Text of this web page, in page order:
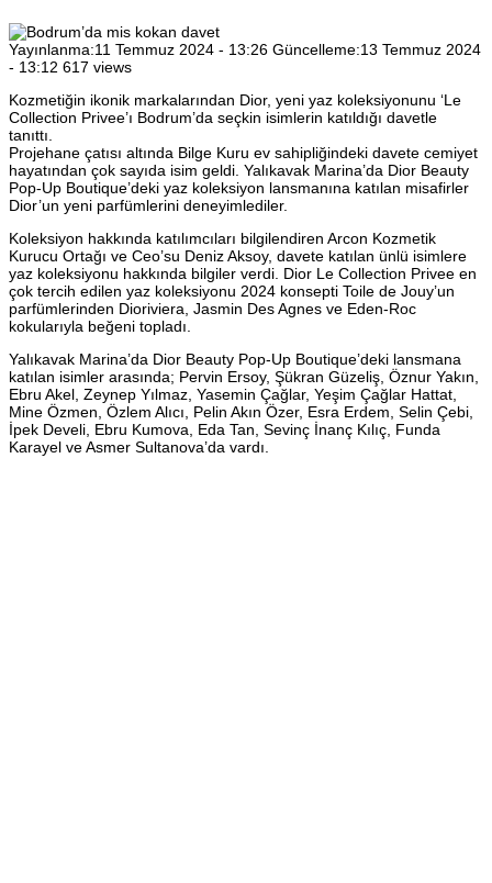
Yayınlanma:11 Temmuz 2024 - 13:26 Güncelleme:13 Temmuz 2024
- 13:12 617 views
Kozmetiğin ikonik markalarından Dior, yeni yaz koleksiyonunu ‘Le
Collection Privee’ı Bodrum’da seçkin isimlerin katıldığı davetle
tanıttı.
Projehane çatısı altında Bilge Kuru ev sahipliğindeki davete cemiyet
hayatından çok sayıda isim geldi. Yalıkavak Marina’da Dior Beauty
Pop-Up Boutique’deki yaz koleksiyon lansmanına katılan misafirler
Dior’un yeni parfümlerini deneyimlediler.
Koleksiyon hakkında katılımcıları bilgilendiren Arcon Kozmetik
Kurucu Ortağı ve Ceo’su Deniz Aksoy, davete katılan ünlü isimlere
yaz koleksiyonu hakkında bilgiler verdi. Dior Le Collection Privee en
çok tercih edilen yaz koleksiyonu 2024 konsepti Toile de Jouy’un
parfümlerinden Dioriviera, Jasmin Des Agnes ve Eden-Roc
kokularıyla beğeni topladı.
Yalıkavak Marina’da Dior Beauty Pop-Up Boutique’deki lansmana
katılan isimler arasında; Pervin Ersoy, Şükran Güzeliş, Öznur Yakın,
Ebru Akel, Zeynep Yılmaz, Yasemin Çağlar, Yeşim Çağlar Hattat,
Mine Özmen, Özlem Alıcı, Pelin Akın Özer, Esra Erdem, Selin Çebi,
İpek Develi, Ebru Kumova, Eda Tan, Sevinç İnanç Kılıç, Funda
Karayel ve Asmer Sultanova’da vardı.